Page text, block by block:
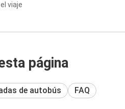
viaje
página
de autobús FAQ